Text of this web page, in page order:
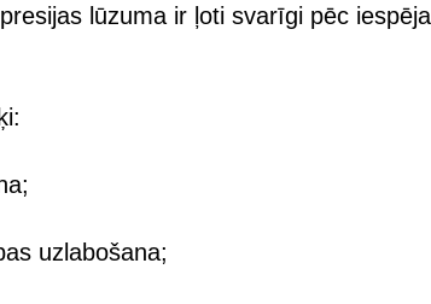
lūzuma ir ļoti svarīgi pēc
uzlabošana;